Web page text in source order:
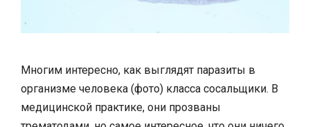
Многим интересно, как выглядят паразиты в
организме человека (фото) класса сосальщики. В
медицинской практике, они прозваны